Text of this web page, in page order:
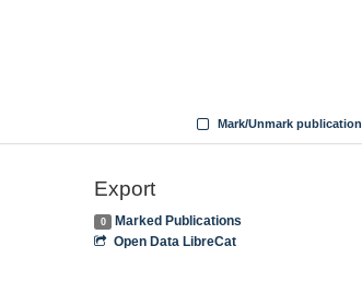
Mark/Unmark publication
Export
0
Marked Publications
Open Data LibreCat